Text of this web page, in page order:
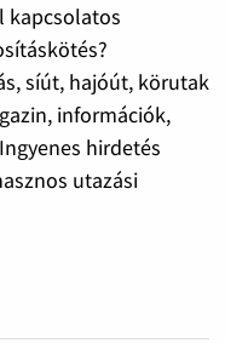
kapcsolatos
síút, hajóút, körutak
információk,
hirdetés
utazási